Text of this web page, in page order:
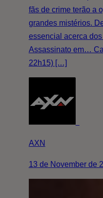
fãs de crime terão a
grandes mistérios.
essencial acerca
Assassinato em…
22h15) […]
AXN
13 de November de